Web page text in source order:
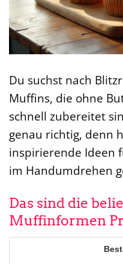
Du suchst nach
Muffins, die ohne
schnell zubereitet
genau richtig, denn
inspirierende Ideen
im Handumdrehen
Das sind die
Muffinformen